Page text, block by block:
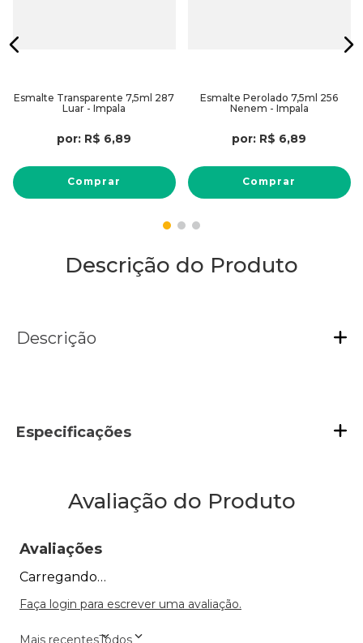
Esmalte Transparente 7,5ml 287
Luar - Impala
por: R$ 6,89
Comprar
Esmalte Perolado 7,5ml 256
Nenem - Impala
por: R$ 6,89
Comprar
Descrição do Produto
Descrição
Especificações
Avaliação do Produto
Avaliações
Carregando…
Faça login para escrever uma avaliação.
Mais recentesTodos